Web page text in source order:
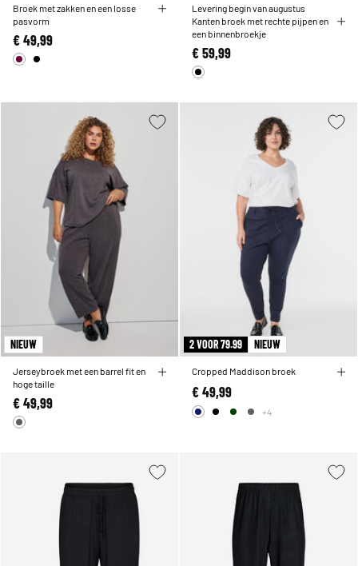
Broek met zakken en een losse
pasvorm
€ 49,99
Levering begin van augustus
Kanten broek met rechte pijpen en
een binnenbroekje
€ 59,99
NIEUW
Jerseybroek met een barrel fit en
hoge taille
€ 49,99
2 VOOR 79.99 NIEUW
Cropped Maddison broek
€ 49,99
+4